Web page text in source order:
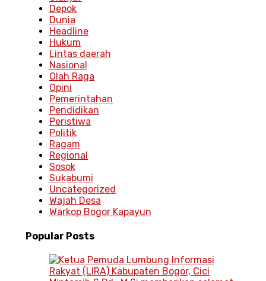
Depok
Dunia
Headline
Hukum
Lintas daerah
Nasional
Olah Raga
Opini
Pemerintahan
Pendidikan
Peristiwa
Politik
Ragam
Regional
Sosok
Sukabumi
Uncategorized
Wajah Desa
Warkop Bogor Kapayun
Popular Posts